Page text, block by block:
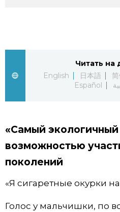
От редакции
Читать на
English
日本語
Español
«Самый экологичный
возможностью
поколений
«Я сигаретные окурки
Голос у мальчишки, по